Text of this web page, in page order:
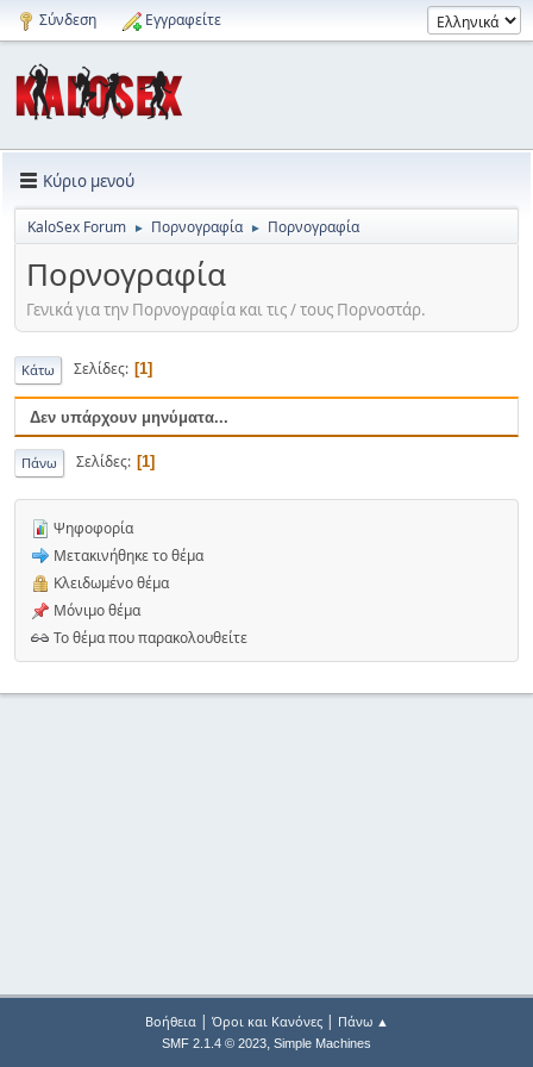
Σύνδεση Εγγραφείτε
Κύριο μενού
KaloSex Forum ► Πορνογραφία ► Πορνογραφία
Πορνογραφία
Γενικά για την Πορνογραφία και τις / τους Πορνοστάρ.
Κάτω Σελίδες 1
Δεν υπάρχουν μηνύματα...
Πάνω Σελίδες 1
Ψηφοφορία
Μετακινήθηκε το θέμα
Κλειδωμένο θέμα
Μόνιμο θέμα
Το θέμα που παρακολουθείτε
Βοήθεια| Όροι και Κανόνες| Πάνω ▲
SMF 2.1.4 © 2023, Simple Machines